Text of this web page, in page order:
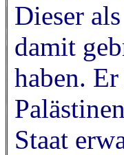
Dieser
damit
haben.
Staat